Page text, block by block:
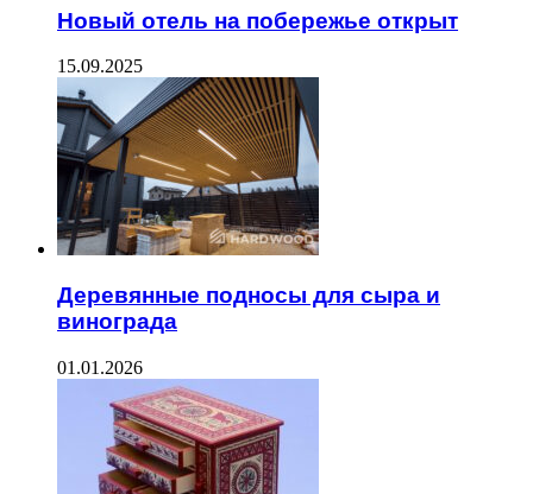
Новый отель на побережье открыт
15.09.2025
Деревянные подносы для сыра и
винограда
01.01.2026